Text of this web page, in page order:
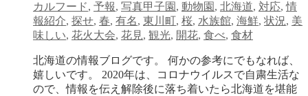
カルフード, 予報, 写真甲子園 , 動物園 , 北海道, 対応,情
報紹介, 探せ, 春, 有名, 東川町, 桜, 水族館, 海鮮, 状況, 美
味しい, 花火大会, 花見, 観光, 開花, 食べ, 食材
北海道の情報ブログです。 何かの参考にでもなれば、
嬉しいです。 2020年は、コロナウイルスで自粛生活な
ので、情報を伝え解除後に落ち着いたら北海道を堪能